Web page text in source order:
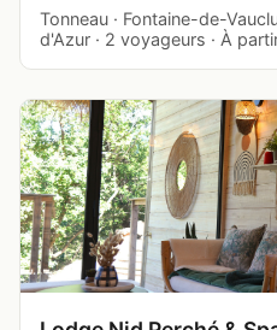
Tonneau · Fontaine-de-
d'Azur · 2 voyageurs · À